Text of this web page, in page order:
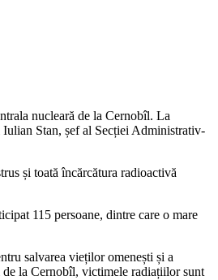
nucleară de la Cernobîl. La
Stan, șef al Secției Administrativ-
și toată încărcătura radioactivă
115 persoane, dintre care o mare
salvarea vieților omenești și a
la Cernobîl, victimele radiațiilor sunt